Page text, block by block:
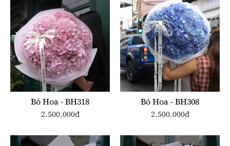
Bó Hoa - BH318
2.500.000đ
Bó Hoa - BH308
2.500.000đ